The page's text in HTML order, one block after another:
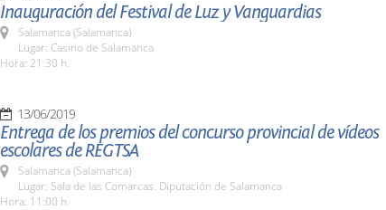
Inauguración del Festival de Luz y Vanguardias
Salamanca (Salamanca)
Lugar: Casino de Salamanca
Hora: 21:30 h.
13/06/2019
Entrega de los premios del concurso provincial de vídeos
escolares de REGTSA
Salamanca (Salamanca)
Lugar: Sala de las Comarcas. Diputación de Salamanca
Hora: 11:00 h.